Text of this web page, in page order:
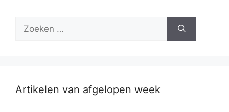
Zoek
Artikelen van afgelopen week